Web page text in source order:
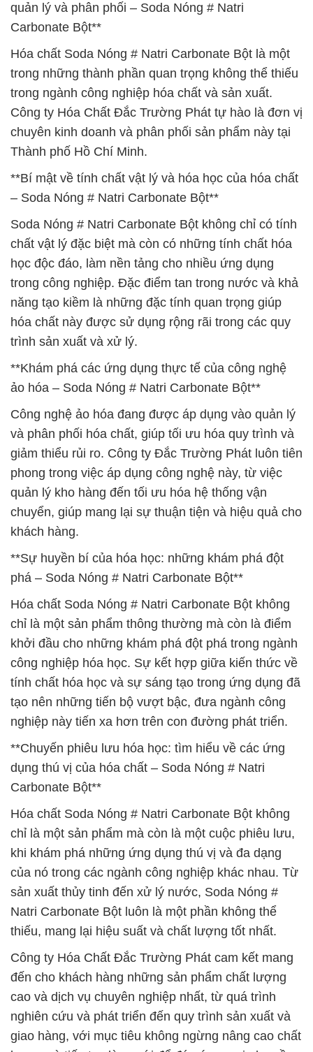
quản lý và phân phối – Soda Nóng # Natri
Carbonate Bột**
Hóa chất Soda Nóng # Natri Carbonate Bột là một
trong những thành phần quan trọng không thể thiếu
trong ngành công nghiệp hóa chất và sản xuất.
Công ty Hóa Chất Đắc Trường Phát tự hào là đơn vị
chuyên kinh doanh và phân phối sản phẩm này tại
Thành phố Hồ Chí Minh.
**Bí mật về tính chất vật lý và hóa học của hóa chất
– Soda Nóng # Natri Carbonate Bột**
Soda Nóng # Natri Carbonate Bột không chỉ có tính
chất vật lý đặc biệt mà còn có những tính chất hóa
học độc đáo, làm nền tảng cho nhiều ứng dụng
trong công nghiệp. Đặc điểm tan trong nước và khả
năng tạo kiềm là những đặc tính quan trọng giúp
hóa chất này được sử dụng rộng rãi trong các quy
trình sản xuất và xử lý.
**Khám phá các ứng dụng thực tế của công nghệ
ảo hóa – Soda Nóng # Natri Carbonate Bột**
Công nghệ ảo hóa đang được áp dụng vào quản lý
và phân phối hóa chất, giúp tối ưu hóa quy trình và
giảm thiểu rủi ro. Công ty Đắc Trường Phát luôn tiên
phong trong việc áp dụng công nghệ này, từ việc
quản lý kho hàng đến tối ưu hóa hệ thống vận
chuyển, giúp mang lại sự thuận tiện và hiệu quả cho
khách hàng.
**Sự huyền bí của hóa học: những khám phá đột
phá – Soda Nóng # Natri Carbonate Bột**
Hóa chất Soda Nóng # Natri Carbonate Bột không
chỉ là một sản phẩm thông thường mà còn là điểm
khởi đầu cho những khám phá đột phá trong ngành
công nghiệp hóa học. Sự kết hợp giữa kiến thức về
tính chất hóa học và sự sáng tạo trong ứng dụng đã
tạo nên những tiến bộ vượt bậc, đưa ngành công
nghiệp này tiến xa hơn trên con đường phát triển.
**Chuyến phiêu lưu hóa học: tìm hiểu về các ứng
dụng thú vị của hóa chất – Soda Nóng # Natri
Carbonate Bột**
Hóa chất Soda Nóng # Natri Carbonate Bột không
chỉ là một sản phẩm mà còn là một cuộc phiêu lưu,
khi khám phá những ứng dụng thú vị và đa dạng
của nó trong các ngành công nghiệp khác nhau. Từ
sản xuất thủy tinh đến xử lý nước, Soda Nóng #
Natri Carbonate Bột luôn là một phần không thể
thiếu, mang lại hiệu suất và chất lượng tốt nhất.
Công ty Hóa Chất Đắc Trường Phát cam kết mang
đến cho khách hàng những sản phẩm chất lượng
cao và dịch vụ chuyên nghiệp nhất, từ quá trình
nghiên cứu và phát triển đến quy trình sản xuất và
giao hàng, với mục tiêu không ngừng nâng cao chất